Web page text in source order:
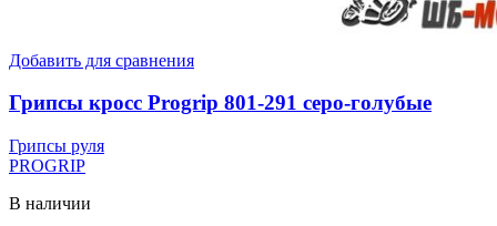
Добавить для сравнения
Грипсы кросс Progrip 801-291 серо-голубые
Грипсы руля
PROGRIP
В наличии